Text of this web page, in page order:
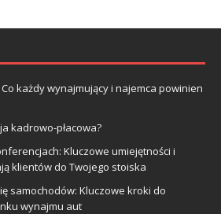
każdy wynajmujący i najemca powinien
kadrowo-płacowa?
Kluczowe umiejętności i
klientów do Twojego stoiska
samochodów: Kluczowe kroki do
wynajmu aut